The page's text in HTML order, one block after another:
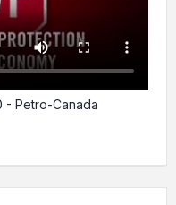
- Petro-Canada